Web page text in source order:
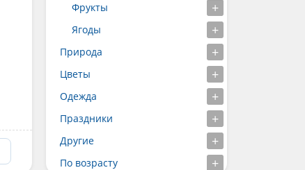
Фрукты
Ягоды
Природа
Цветы
Одежда
Праздники
Другие
По возрасту